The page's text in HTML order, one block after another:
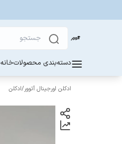
دسته‌بندی محصولاتخانه
ادکلن اورجینال آتوور/ادکلن